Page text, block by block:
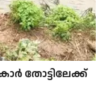
തോട്ടിലേക്ക്